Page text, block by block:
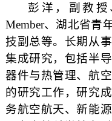
彭洋，副教授
Member、湖北省青
技副总等。长期从事
集成研究，包括半
器件与热管理、 航
的研究工作 ，研究
务航空航天、新能